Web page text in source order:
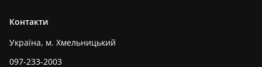
Контакти
Україна, м. Хмельницький
097-233-2003